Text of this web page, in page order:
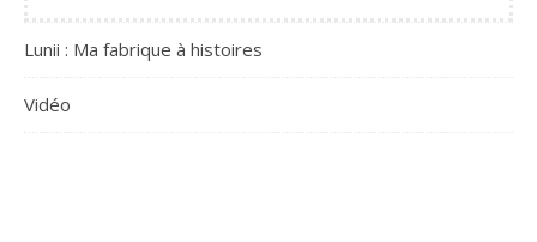
Lunii : Ma fabrique à histoires
Vidéo